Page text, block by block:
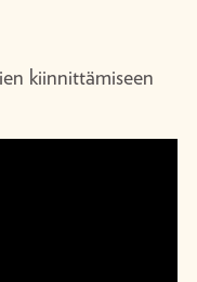
kiinnittämiseen